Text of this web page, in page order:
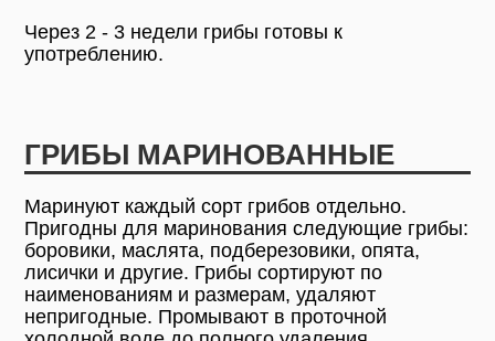
Через 2 - 3 недели грибы готовы к
употреблению.
ГРИБЫ МАРИНОВАННЫЕ
Маринуют каждый сорт грибов отдельно.
Пригодны для маринования следующие грибы:
боровики, маслята, подберезовики, опята,
лисички и другие. Грибы сортируют по
наименованиям и размерам, удаляют
непригодные. Промывают в проточной